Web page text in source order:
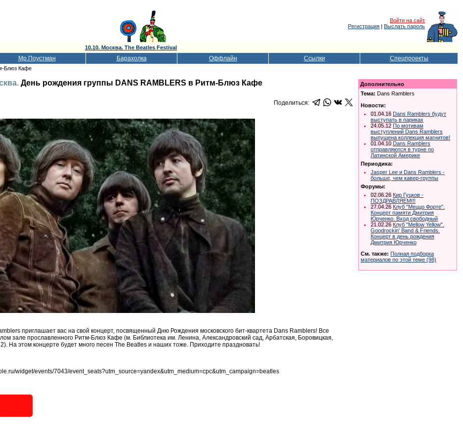
Войти на сайт
Регистрация | Выслать пароль
10.10. Москва. The Beatles Festival
Мр.Поустман Барахолка Оффлайн Ссылки Спецпроекты
Блюз Кафе
День рождения группы DANS RAMBLERS в Ритм-Блюз Кафе
Поделиться:
приглашает вас на свой концерт, посвященный Дню Рождения московского бит-квартета Dans Ramblers! Все
зале прославленного Ритм-Блюз Кафе (м. Библиотека им. Ленина, Александровский сад, Арбатская, Боровицкая,
На этом концерте будет много песен The Beatles и наших тоже. Приходите праздновать!
widget/events/7043/event_seats?utm_source=yandex&utm_medium=cpc&utm_campaign=beatles
Дополнительно
Тема: Dans Ramblers
Новости:
01.04.16 Dans Ramblers будут
выступать в париках
24.05.12 По мотивам
выступлений Dans Ramblers
выпущена коллекция магнитов!
01.04.10 Dans Ramblers
отправляются в турне по
Латинской Америке
Периодика:
Jasper Lee и Dans Ramblers -
больше, чем кавер-группы
Форумы:
02.06.26 Кир Гуцков -
ПОЗДРАВЛЯЕМ!!!
27.04.26 Клуб "Меццо Форте".
Концерт памяти Дмитрия
Юрченко. Вход свободный
21.02.26 Клуб "Mellow Yellow".
Goodrockin' Band & Friends.
Концерт в день рождения
Дмитрия Юрченко
См. также: Полная подборка
материалов по этой теме (98)